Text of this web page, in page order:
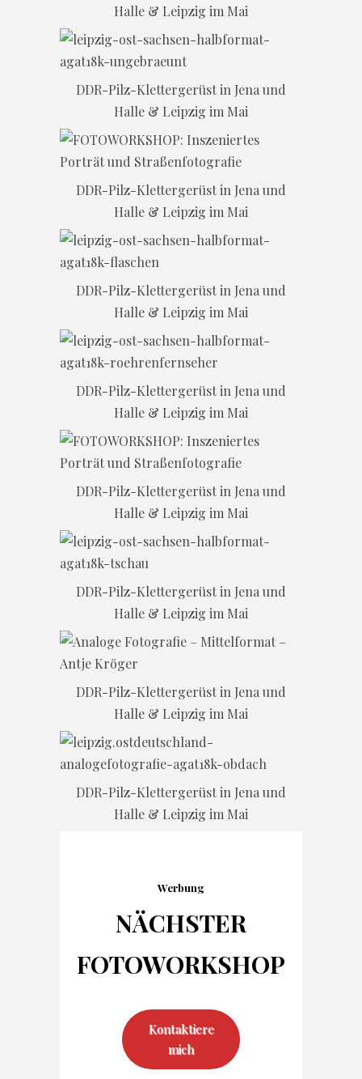
Halle & Leipzig im Mai
DDR-Pilz-Klettergerüst in Jena und
Halle & Leipzig im Mai
DDR-Pilz-Klettergerüst in Jena und
Halle & Leipzig im Mai
DDR-Pilz-Klettergerüst in Jena und
Halle & Leipzig im Mai
DDR-Pilz-Klettergerüst in Jena und
Halle & Leipzig im Mai
DDR-Pilz-Klettergerüst in Jena und
Halle & Leipzig im Mai
DDR-Pilz-Klettergerüst in Jena und
Halle & Leipzig im Mai
DDR-Pilz-Klettergerüst in Jena und
Halle & Leipzig im Mai
DDR-Pilz-Klettergerüst in Jena und
Halle & Leipzig im Mai
Werbung
NÄCHSTER
FOTOWORKSHOP
Kontaktiere
mich